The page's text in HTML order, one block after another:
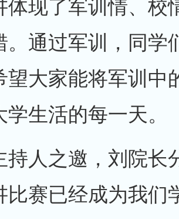
体现了军训情、校
。通过军训，同学
望大家能将军训中
生活的每一天。
之邀，刘院长
比赛已经成为我们